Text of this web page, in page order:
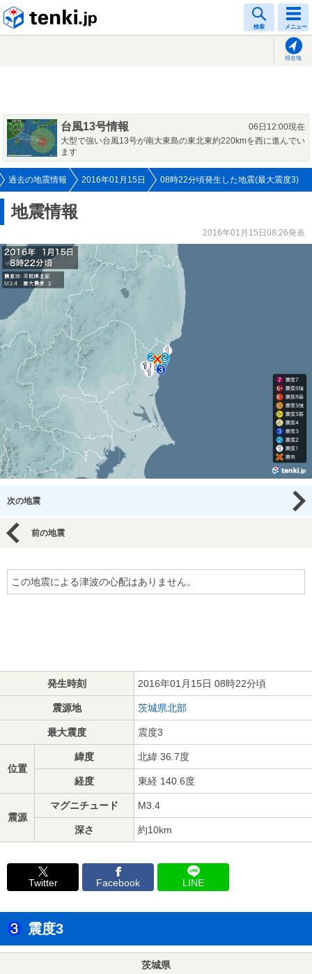
検索 メニュー
現在地
台風13号情報
06日12:00現在
大型で強い台風13号が南大東島の東北東約220kmを西に進んでい
ます
過去の地震情報 2016年01月15日 08時22分頃発生した地震(最大震度3)
地震情報
2016年01月15日08:26発表
次の地震
前の地震
この地震による津波の心配はありません。
発生時刻 2016年01月15日 08時22分頃
震源地 茨城県北部
最大震度 震度3
位置
緯度 北緯 36.7度
経度 東経 140.6度
震源
マグニチュード M3.4
深さ 約10km
Twitter Facebook LINE
震度3
茨城県